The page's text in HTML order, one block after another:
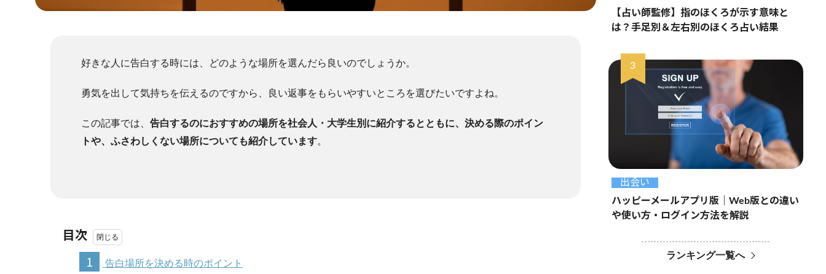
好きな人に告白する時には、どのような場所を選んだら良いのでしょうか。
勇気を出して気持ちを伝えるのですから、良い返事をもらいやすいところを選びたいですよね。
この記事では、 告白するのにおすすめの場所を社会人・大学生別に紹介するとともに、決める際のポイン
トや、ふさわしくない場所についても紹介しています。
目次
1
告白場所を決める時のポイント
【占い師監修】指のほくろが示す意味と
は？手足別＆左右別のほくろ占い結果
出会い
ハッピーメールアプリ版｜Web版との違い
や使い方・ログイン方法を解説
ランキング一覧へ